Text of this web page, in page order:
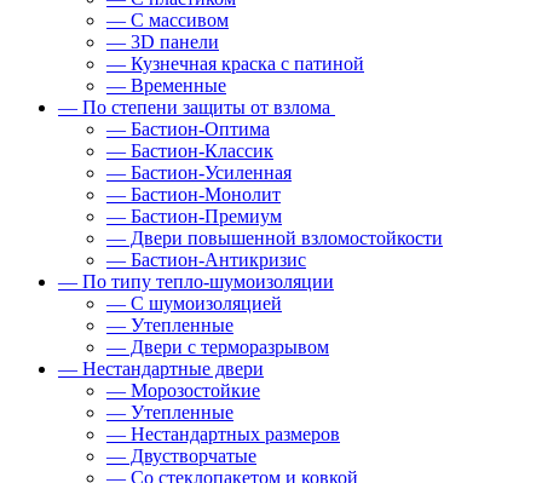
— С массивом
— 3D панели
— Кузнечная краска с патиной
— Временные
— По степени защиты от взлома
— Бастион-Оптима
— Бастион-Классик
— Бастион-Усиленная
— Бастион-Монолит
— Бастион-Премиум
— Двери повышенной взломостойкости
— Бастион-Антикризис
— По типу тепло-шумоизоляции
— С шумоизоляцией
— Утепленные
— Двери с терморазрывом
— Нестандартные двери
— Морозостойкие
— Утепленные
— Нестандартных размеров
— Двустворчатые
— Со стеклопакетом и ковкой